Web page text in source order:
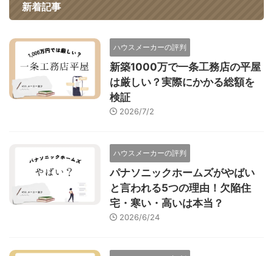
新着記事
ハウスメーカーの評判
新築1000万で一条工務店の平屋
は厳しい？実際にかかる総額を
検証
2026/7/2
ハウスメーカーの評判
パナソニックホームズがやばい
と言われる5つの理由！欠陥住
宅・寒い・高いは本当？
2026/6/24